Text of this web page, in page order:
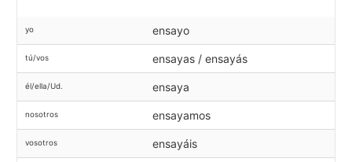
yo ensayo
tú/vos ensayas / ensayás
él/ella/Ud. ensaya
nosotros ensayamos
vosotros ensayáis